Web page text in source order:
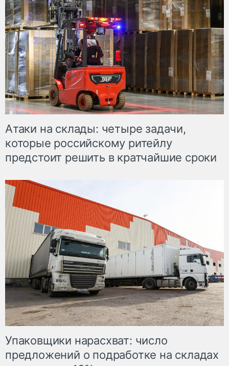
Атаки на склады: четыре задачи,
которые российскому ритейлу
предстоит решить в кратчайшие сроки
Упаковщики нарасхват: число
предложений о подработке на складах